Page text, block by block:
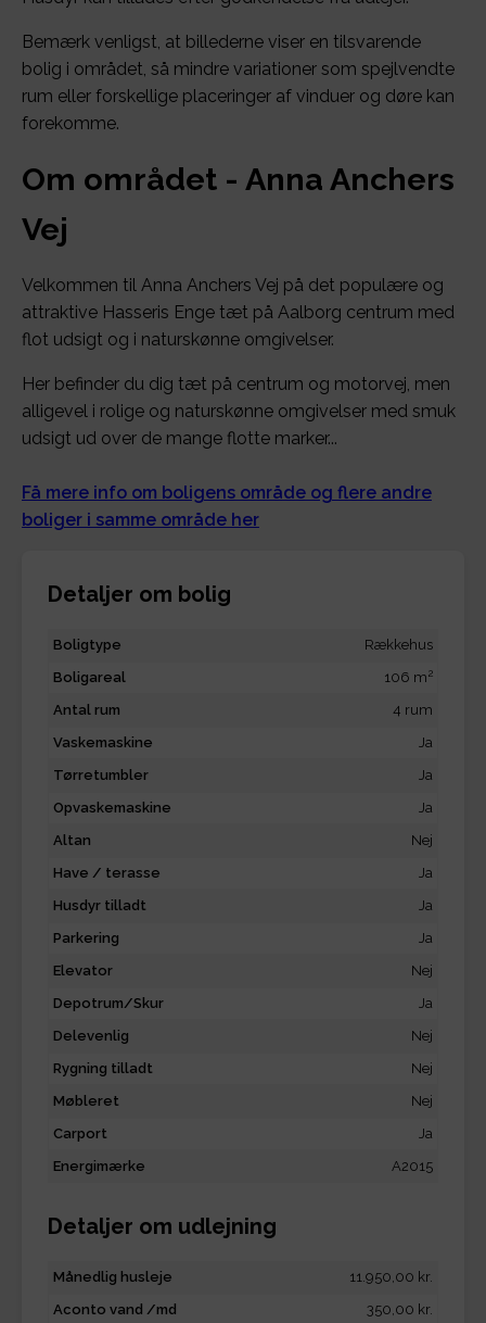
Bemærk venligst, at billederne viser en tilsvarende
bolig i området, så mindre variationer som spejlvendte
rum eller forskellige placeringer af vinduer og døre kan
forekomme.
Om området - Anna Anchers
Vej
Velkommen til Anna Anchers Vej på det populære og
attraktive Hasseris Enge tæt på Aalborg centrum med
flot udsigt og i naturskønne omgivelser.
Her befinder du dig tæt på centrum og motorvej, men
alligevel i rolige og naturskønne omgivelser med smuk
udsigt ud over de mange flotte marker...
Få mere info om boligens område og flere andre
boliger i samme område her
Detaljer om bolig
Boligtype
Rækkehus
Boligareal
106 m2
Antal rum
4 rum
Vaskemaskine
Ja
Tørretumbler
Ja
Opvaskemaskine
Ja
Altan
Nej
Have / terasse
Ja
Husdyr tilladt
Ja
Parkering
Ja
Elevator
Nej
Depotrum/Skur
Ja
Delevenlig
Nej
Rygning tilladt
Nej
Møbleret
Nej
Carport
Ja
Energimærke
A2015
Detaljer om udlejning
Månedlig husleje
11.950,00 kr.
Aconto vand /md
350,00 kr.